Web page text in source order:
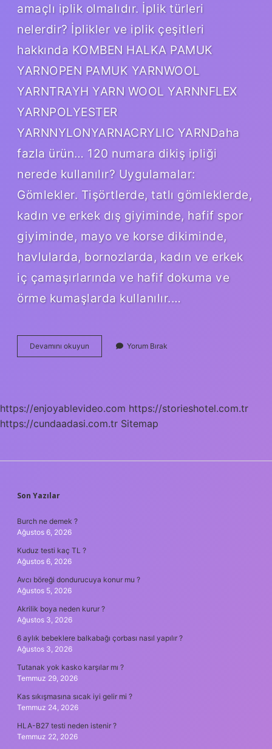
amaçlı iplik olmalıdır. İplik türleri
nelerdir? İplikler ve iplik çeşitleri
hakkında KOMBEN HALKA PAMUK
YARNOPEN PAMUK YARNWOOL
YARNTRAYH YARN WOOL YARNNFLEX
YARNPOLYESTER
YARNNYLONYARNACRYLIC YARNDaha
fazla ürün… 120 numara dikiş ipliği
nerede kullanılır? Uygulamalar:
Gömlekler. Tişörtlerde, tatlı gömleklerde,
kadın ve erkek dış giyiminde, hafif spor
giyiminde, mayo ve korse dikiminde,
havlularda, bornozlarda, kadın ve erkek
iç çamaşırlarında ve hafif dokuma ve
örme kumaşlarda kullanılır.…
Devamını okuyun Konfeksiyonda
Kullanılan
Yorum Bırak
https://enjoyablevideo.com https://storieshotel.com.tr
https://cundaadasi.com.tr Sitemap
SIDEBAR
Son Yazılar
Burch ne demek ?
Ağustos 6, 2026
Kuduz testi kaç TL ?
Ağustos 6, 2026
Avcı böreği dondurucuya konur mu ?
Ağustos 5, 2026
Akrilik boya neden kurur ?
Ağustos 3, 2026
6 aylık bebeklere balkabağı çorbası nasıl yapılır ?
Ağustos 3, 2026
Tutanak yok kasko karşılar mı ?
Temmuz 29, 2026
Kas sıkışmasına sıcak iyi gelir mi ?
Temmuz 24, 2026
HLA-B27 testi neden istenir ?
Temmuz 22, 2026